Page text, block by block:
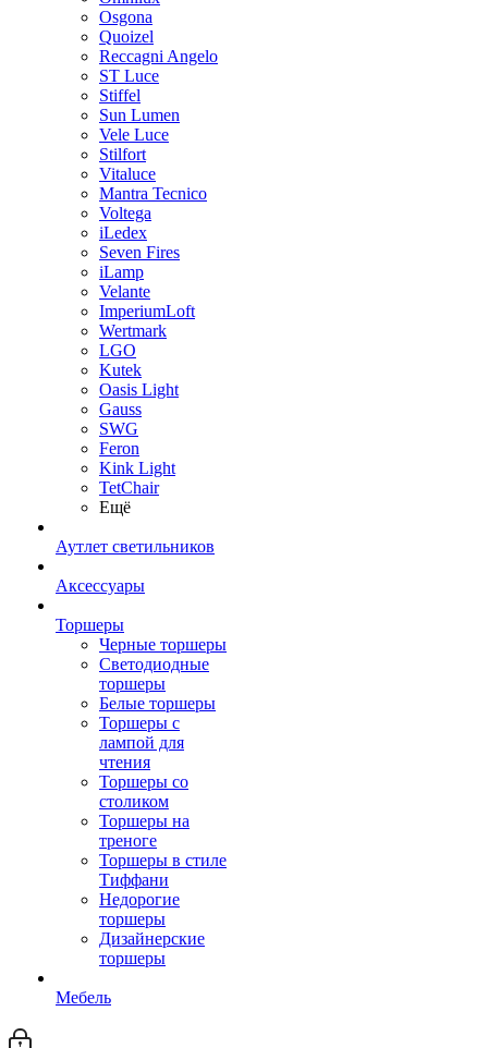
Osgona
Quoizel
Reccagni Angelo
ST Luce
Stiffel
Sun Lumen
Vele Luce
Stilfort
Vitaluce
Mantra Tecnico
Voltega
iLedex
Seven Fires
iLamp
Velante
ImperiumLoft
Wertmark
LGO
Kutek
Oasis Light
Gauss
SWG
Feron
Kink Light
TetСhair
Ещё
Аутлет светильников
Аксессуары
Торшеры
Черные торшеры
Светодиодные
торшеры
Белые торшеры
Торшеры с
лампой для
чтения
Торшеры со
столиком
Торшеры на
треноге
Торшеры в стиле
Тиффани
Недорогие
торшеры
Дизайнерские
торшеры
Мебель